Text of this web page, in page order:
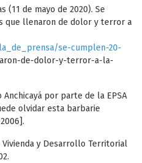
(11 de mayo de 2020). Se
que llenaron de dolor y terror a
se-cumplen-20-
de-dolor-y-terror-a-la-
Anchicayá por parte de la EPSA
olvidar esta barbarie
y Desarrollo Territorial